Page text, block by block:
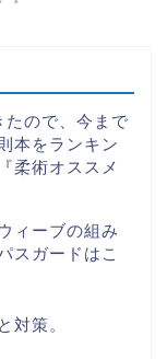
たので、今まで
本をランキン
柔術オススメ
ィーブの組み
スガードはこ
対策。